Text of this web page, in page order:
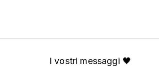
I vostri messaggi 🖤